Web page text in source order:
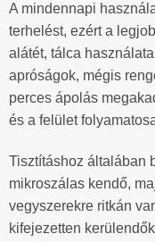
A mindennapi
terhelést, ezért a
alátét, tálca
apróságok, mégis
perces ápolás
és a felület
Tisztításhoz általában
mikroszálas kendő,
vegyszerekre ritkán
kifejezetten